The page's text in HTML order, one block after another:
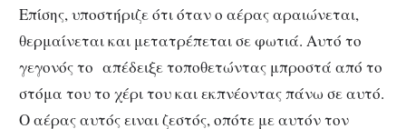
Επίσης, υποστήριζε ότι όταν ο αέρας αραιώνεται,
θερμαίνεται και μετατρέπεται σε φωτιά. Αυτό το
γεγονός το απέδειξε τοποθετώντας μπροστά από το
στόμα του το χέρι του και εκπνέοντας πάνω σε αυτό.
Ο αέρας αυτός ειναι ζεστός, οπότε με αυτόν τον